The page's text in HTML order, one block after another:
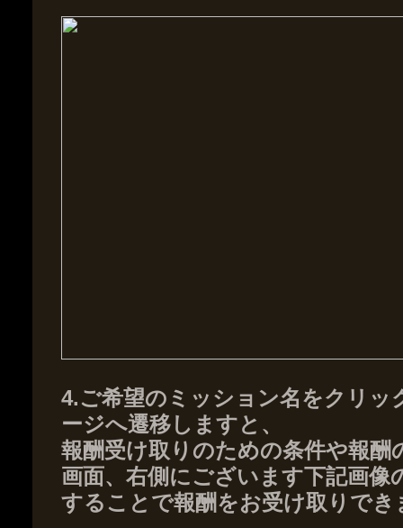
4.ご希望のミッション名をクリッ
ージへ遷移しますと、
報酬受け取りのための条件や報酬
画面、右側にございます下記画像
することで報酬をお受け取りでき